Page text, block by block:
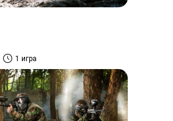
1 игра